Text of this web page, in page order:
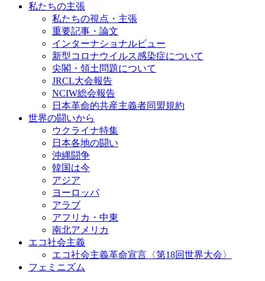
私たちの主張
私たちの視点・主張
重要記事・論文
インターナショナルビュー
新型コロナウイルス感染症について
尖閣・領土問題について
JRCL大会報告
NCIW総会報告
日本革命的共産主義者同盟規約
世界の闘いから
ウクライナ特集
日本各地の闘い
沖縄闘争
韓国は今
アジア
ヨーロッパ
アラブ
アフリカ・中東
南北アメリカ
エコ社会主義
エコ社会主義革命宣言〈第18回世界大会〉
フェミニズム